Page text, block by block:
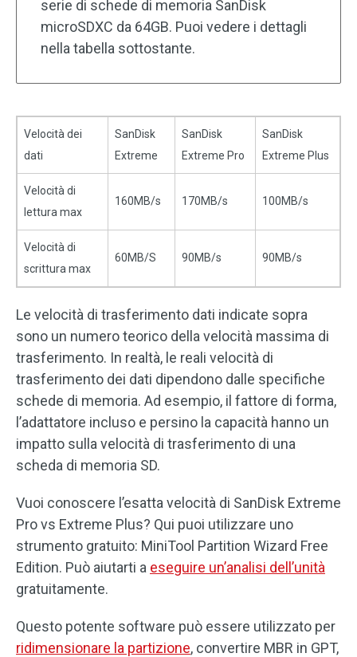
serie di schede di memoria SanDisk
microSDXC da 64GB. Puoi vedere i dettagli
nella tabella sottostante.
Velocità dei
dati
SanDisk
Extreme
SanDisk
Extreme Pro
SanDisk
Extreme Plus
Velocità di
lettura max
160MB/s 170MB/s 100MB/s
Velocità di
scrittura max
60MB/S 90MB/s 90MB/s
Le velocità di trasferimento dati indicate sopra
sono un numero teorico della velocità massima di
trasferimento. In realtà, le reali velocità di
trasferimento dei dati dipendono dalle specifiche
schede di memoria. Ad esempio, il fattore di forma,
l’adattatore incluso e persino la capacità hanno un
impatto sulla velocità di trasferimento di una
scheda di memoria SD.
Vuoi conoscere l’esatta velocità di SanDisk Extreme
Pro vs Extreme Plus? Qui puoi utilizzare uno
strumento gratuito: MiniTool Partition Wizard Free
Edition. Può aiutarti a eseguire un’analisi dell’unità
gratuitamente.
Questo potente software può essere utilizzato per
ridimensionare la partizione, convertire MBR in GPT,